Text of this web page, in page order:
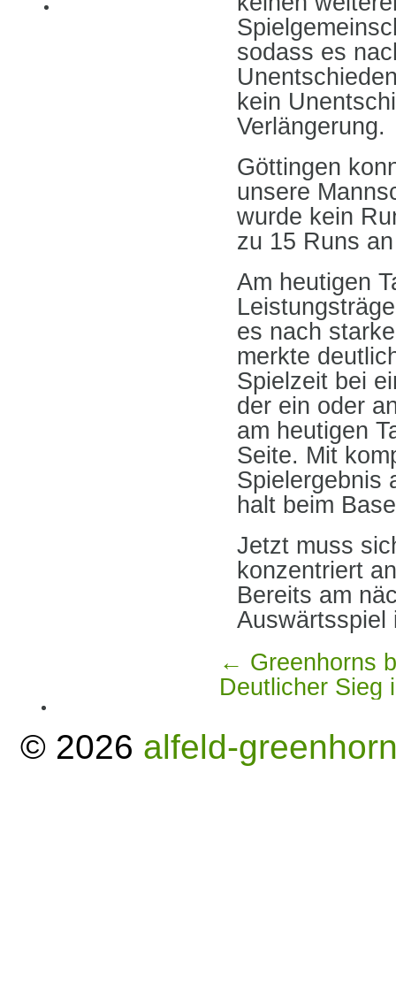
sodass es
kein
Verlängerung.
Göttingen
unsere
wurde kein
zu 15 Runs
Am heutigen
es nach
merkte
Spielzeit bei
der ein oder
am heutigen
Seite. Mit
Spielergebnis
halt beim
Jetzt muss
konzentriert
Bereits am
Auswärtsspiel
← Greenhorns
Deutlicher Sieg
© 2026 alfeld-